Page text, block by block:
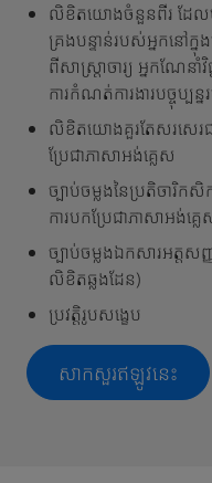
លិខិតយោងចំនួនពីរ ដែល
គ្រងបន្ទាន់របស់អ្នកនៅ
ពីសាស្រ្តាចារ្យ អ្នកណែន
ការកំណត់ការងារបច្ចុប្បន្
លិខិតយោងគួរតែសរសេរជ
ប្រែជាភាសាអង់គ្លេស
ច្បាប់ចម្លងនៃប្រតិចារិក
ការបកប្រែជាភាសាអង់គ្ល
ច្បាប់ចម្លងឯកសារអត្ត
លិខិតឆ្លងដែន)
ប្រវត្តិរូបសង្ខេប
សាកសួរឥឡូវនេះ